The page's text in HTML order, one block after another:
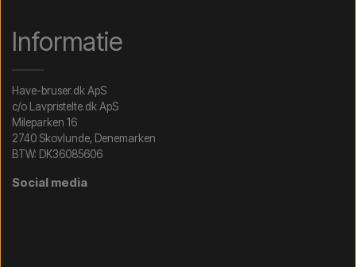
Informatie
Have-bruser.dk ApS
c/o Lavpristelte.dk ApS
Mileparken 16
2740 Skovlunde, Denemarken
BTW: DK36085606
Social media